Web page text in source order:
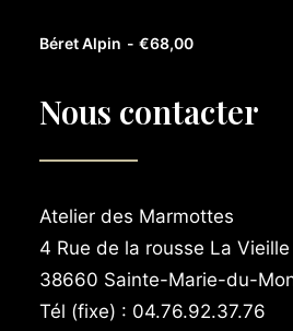
AJOUTER AU
Béret Alpin €68,00
Nous contacter
Atelier des Marmottes
4 Rue de la rousse La Vieille
38660 Sainte-Marie-du-
Tél (fixe) : 04.76.92.37.76